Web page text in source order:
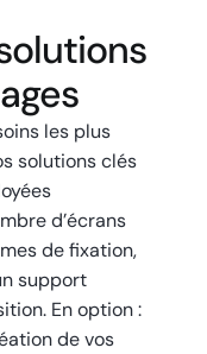
les plus
solutions clés
d’écrans
de fixation,
support
En option :
de vos